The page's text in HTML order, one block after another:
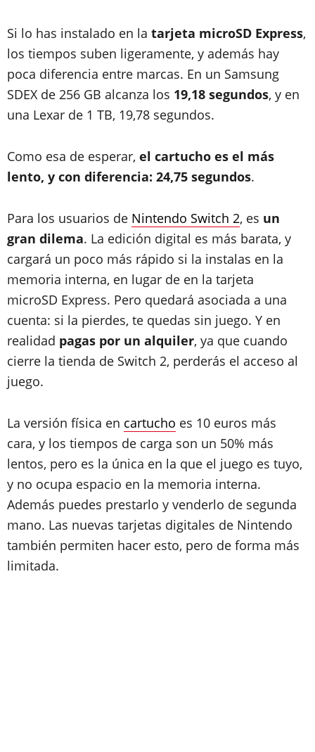
Si lo has instalado en la tarjeta microSD Express,
los tiempos suben ligeramente, y además hay
poca diferencia entre marcas. En un Samsung
SDEX de 256 GB alcanza los 19,18 segundos, y en
una Lexar de 1 TB, 19,78 segundos.
Como esa de esperar, el cartucho es el más
lento, y con diferencia: 24,75 segundos.
Para los usuarios de Nintendo Switch 2, es un
gran dilema. La edición digital es más barata, y
cargará un poco más rápido si la instalas en la
memoria interna, en lugar de en la tarjeta
microSD Express. Pero quedará asociada a una
cuenta: si la pierdes, te quedas sin juego. Y en
realidad pagas por un alquiler, ya que cuando
cierre la tienda de Switch 2, perderás el acceso al
juego.
La versión física en cartucho es 10 euros más
cara, y los tiempos de carga son un 50% más
lentos, pero es la única en la que el juego es tuyo,
y no ocupa espacio en la memoria interna.
Además puedes prestarlo y venderlo de segunda
mano. Las nuevas tarjetas digitales de Nintendo
también permiten hacer esto, pero de forma más
limitada.